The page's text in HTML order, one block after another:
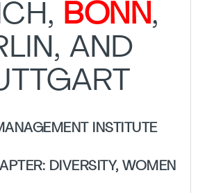
BONN,
AND
INSTITUTE
DIVERSITY, WOMEN